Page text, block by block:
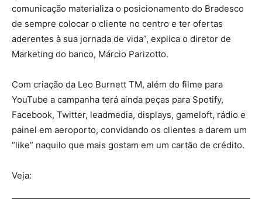
comunicação materializa o posicionamento do Bradesco
de sempre colocar o cliente no centro e ter ofertas
aderentes à sua jornada de vida”, explica o diretor de
Marketing do banco, Márcio Parizotto.
Com criação da Leo Burnett TM, além do filme para
YouTube a campanha terá ainda peças para Spotify,
Facebook, Twitter, leadmedia, displays, gameloft, rádio e
painel em aeroporto, convidando os clientes a darem um
“like” naquilo que mais gostam em um cartão de crédito.
Veja: